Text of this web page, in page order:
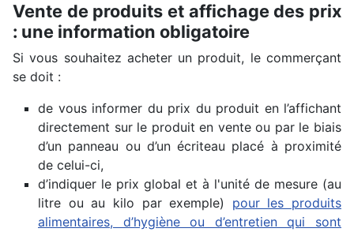
Vente de produits et affichage des prix
: une information obligatoire
Si vous souhaitez acheter un produit, le commerçant
se doit :
de vous informer du prix du produit en l’affichant
directement sur le produit en vente ou par le biais
d’un panneau ou d’un écriteau placé à proximité
de celui-ci,
d’indiquer le prix global et à l'unité de mesure (au
litre ou au kilo par exemple) pour les produits
alimentaires, d’hygiène ou d’entretien qui sont